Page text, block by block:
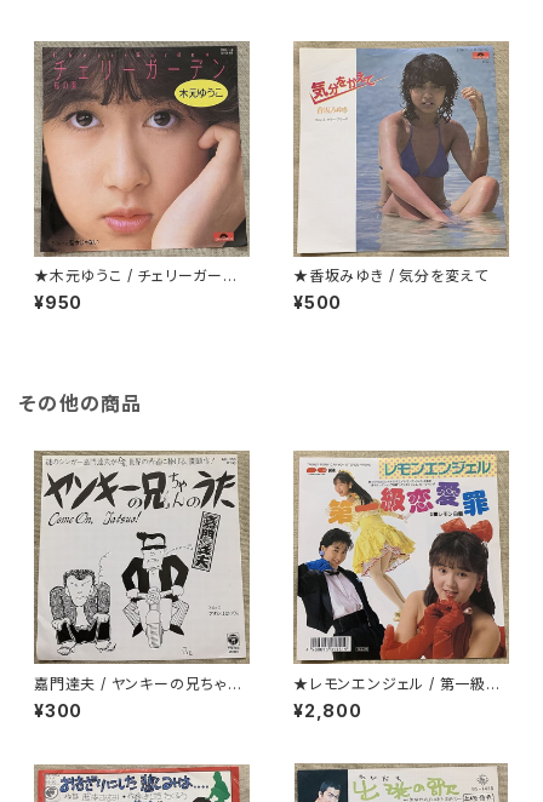
★木元ゆうこ / チェリーガーデ
ン(桜の園)
¥950
★香坂みゆき / 気分を変えて
¥500
その他の商品
嘉門達夫 / ヤンキーの兄ちゃん
のうた
¥300
★レモンエンジェル / 第一級恋
愛罪
¥2,800